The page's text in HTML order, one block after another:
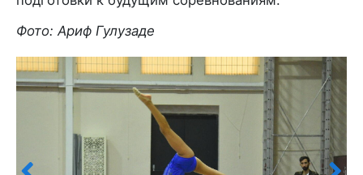
Фото: Ариф Гулузаде